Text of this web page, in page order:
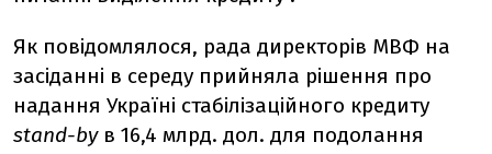
Як повідомлялося, рада директорів МВФ на
засіданні в середу прийняла рішення про
надання Україні стабілізаційного кредиту
stand-byв 16,4 млрд. дол. для подолання